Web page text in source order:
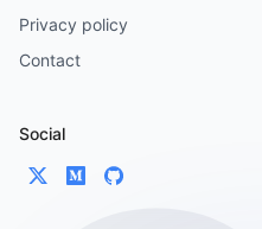
Privacy policy
Contact
Social